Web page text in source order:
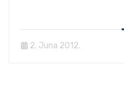
2. Juna 2012.